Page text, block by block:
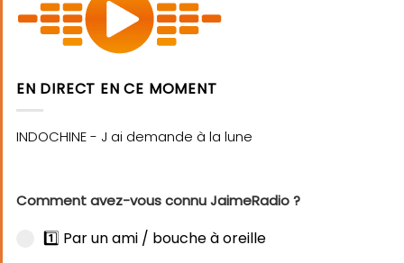
EN DIRECT EN CE MOMENT
Comment avez-vous connu JaimeRadio ?
1️⃣ Par un ami / bouche à oreille